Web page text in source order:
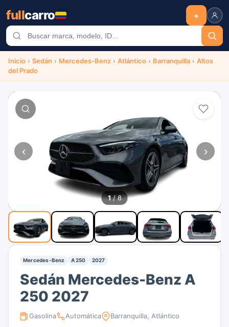
fullcarro +
Inicio › Sedán › Mercedes-Benz › Atlántico › Barranquilla › Altos
del Prado
‹ ›
1/ 8
Mercedes-Benz A 250 2027
Sedán Mercedes-Benz A
250 2027
Gasolina Automática Barranquilla, Atlántico